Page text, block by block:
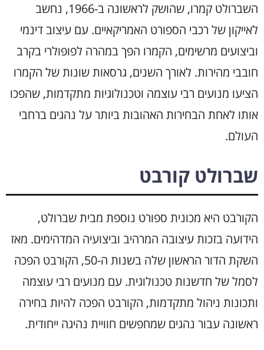
השברולט קמרו, שהושק לראשונה ב-1966, נחשב
לאייקון של רכבי הספורט האמריקאיים. עם עיצוב דינמי
וביצועים מרשימים, הקמרו הפך במהרה לפופולרי בקרב
חובבי מהירות. לאורך השנים, גרסאות שונות של הקמרו
הציעו מנועים רבי עוצמה וטכנולוגיות מתקדמות, שהפכו
אותו לאחת הבחירות האהובות ביותר על נהגים ברחבי
העולם.
שברולט קורבט
הקורבט היא מכונית ספורט נוספת מבית שברולט,
הידועה בזכות עיצובה המרהיב וביצועיה המדהימים. מאז
השקת הדור הראשון שלה בשנות ה-50, הקורבט הפכה
לסמל של חדשנות טכנולוגית. עם מנועים רבי עוצמה
ותכונות ניהול מתקדמות, הקורבט הפכה להיות בחירה
ראשונה עבור נהגים שמחפשים חוויית נהיגה ייחודית.